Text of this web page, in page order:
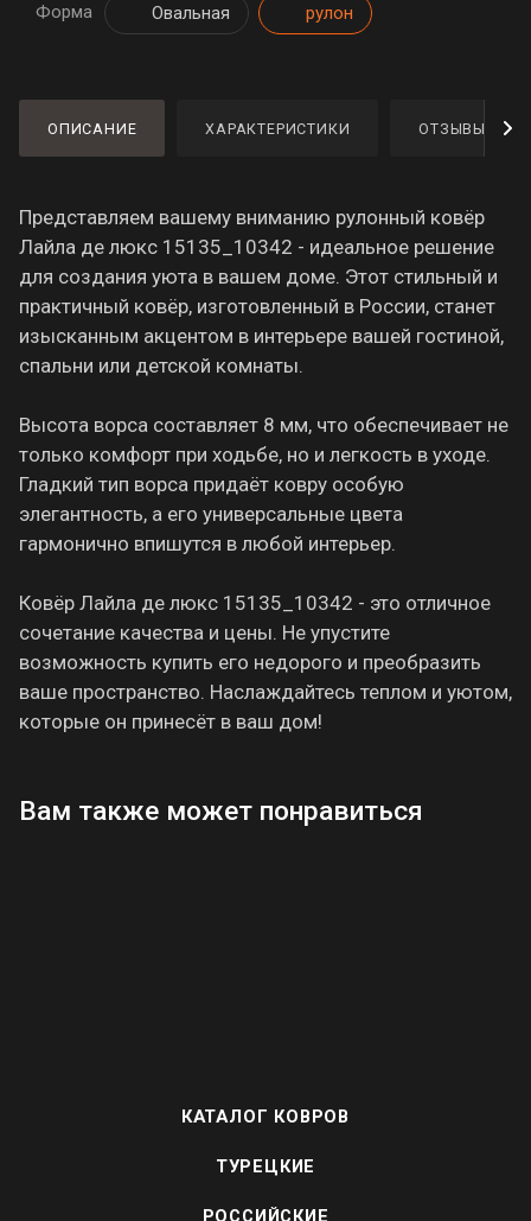
Форма Овальная рулон
ОПИСАНИЕ ХАРАКТЕРИСТИКИ ОТЗЫВЫ
Представляем вашему вниманию рулонный ковёр
Лайла де люкс 15135_10342 - идеальное решение
для создания уюта в вашем доме. Этот стильный и
практичный ковёр, изготовленный в России, станет
изысканным акцентом в интерьере вашей гостиной,
спальни или детской комнаты.
Высота ворса составляет 8 мм, что обеспечивает не
только комфорт при ходьбе, но и легкость в уходе.
Гладкий тип ворса придаёт ковру особую
элегантность, а его универсальные цвета
гармонично впишутся в любой интерьер.
Ковёр Лайла де люкс 15135_10342 - это отличное
сочетание качества и цены. Не упустите
возможность купить его недорого и преобразить
ваше пространство. Наслаждайтесь теплом и уютом,
которые он принесёт в ваш дом!
Вам также может понравиться
КАТАЛОГ КОВРОВ
ТУРЕЦКИЕ
РОССИЙСКИЕ